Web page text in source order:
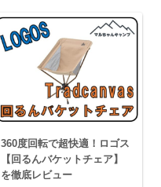
360度回転で超快適！ロゴス
【回るんバケットチェア】
を徹底レビュー